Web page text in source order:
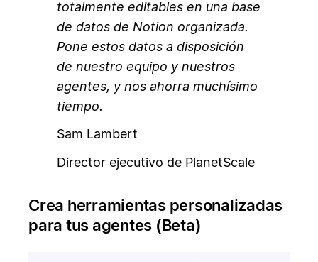
totalmente editables en una base
de datos de Notion organizada.
Pone estos datos a disposición
de nuestro equipo y nuestros
agentes, y nos ahorra muchísimo
tiempo.
Sam Lambert
Director ejecutivo de PlanetScale
Crea herramientas personalizadas
para tus agentes (Beta)